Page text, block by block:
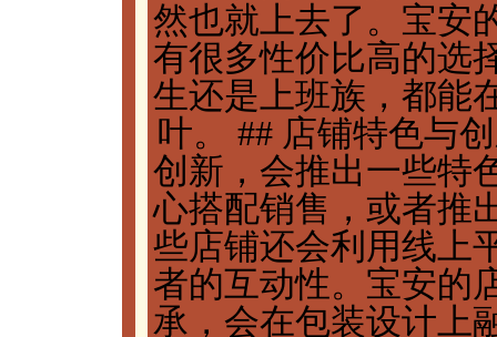
然也就上去了。宝安
有很多性价比高的选
生还是上班族，都能
叶。 ## 店铺特色与
创新，会推出一些特
心搭配销售，或者推
些店铺还会利用线上
者的互动性。宝安的
承，会在包装设计上